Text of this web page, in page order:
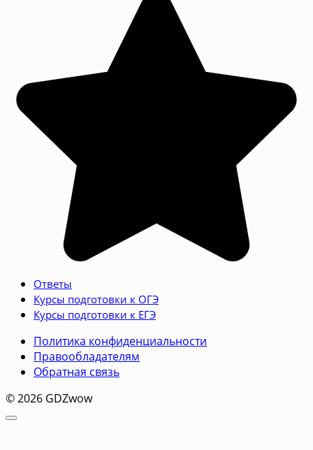
Ответы
Курсы подготовки к ОГЭ
Курсы подготовки к ЕГЭ
Политика конфиденциальности
Правообладателям
Обратная связь
© 2026 GDZwow